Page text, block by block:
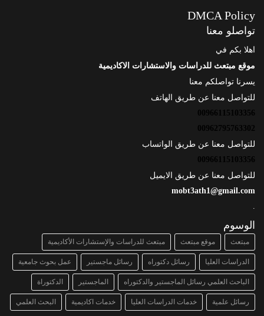
DMCA Policy
تواصلو معنا
اهلا بكم في
موقع مبتعث للدراسات والاستشارات الاكاديمية
يسرنا تواصلكم معنا
للتواصل معنا عن طريق الهاتف
00966115103356
00962795763302
للتواصل معنا عن طريق الواتساب
00966115103356
للتواصل معنا عن طريق الايميل
mobt3ath1@gmail.com
الوسوم
مبتعث موقع مبتعث مبتعث للدراسات والإستشارات الأكاديمية
الدراسات العليا رسائل دكتوراه رسائل ماجستير عمل بحوث جامعية
الباحث العلمي رسائل الماجستير والدكتوراه الماجستير الدكتوراة
رسائل علمية خدمات الدراسات العليا خدمات اكاديمية البحث العلمي